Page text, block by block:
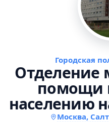
Городская
Отделение
помощи
населению
Москва,